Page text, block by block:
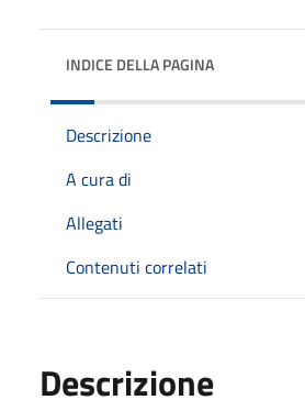
INDICE DELLA PAGINA
Descrizione
A cura di
Allegati
Contenuti correlati
Descrizione